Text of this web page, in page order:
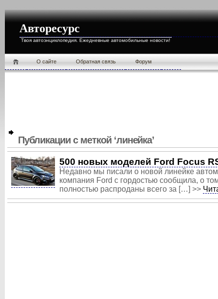
Авторесурс
Твоя автоэнциклопедия. Ежедневные автомобильные новости!
О cайте Обратная связь Форум
Публикации с меткой ‘линейка’
500 новых моделей Ford Focus
Недавно мы писали о новой линейке
компания Ford с гордостью сообщила, о
полностью распроданы всего за […] >>